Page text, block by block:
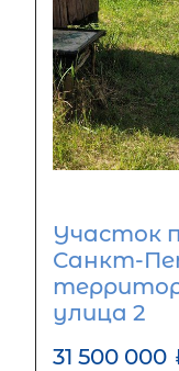
Участок
Санкт-
улица 2
31 500 000